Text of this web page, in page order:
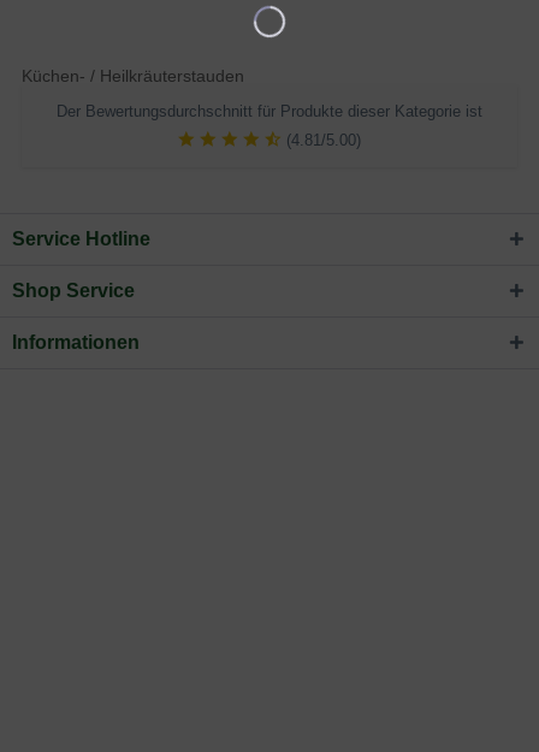
Küchen- / Heilkräuterstauden
Der Bewertungsdurchschnitt für Produkte dieser Kategorie ist
(4.81/5.00)
Service Hotline
Shop Service
Informationen